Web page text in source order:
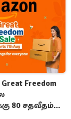
Freedom
80 சதவீதம்